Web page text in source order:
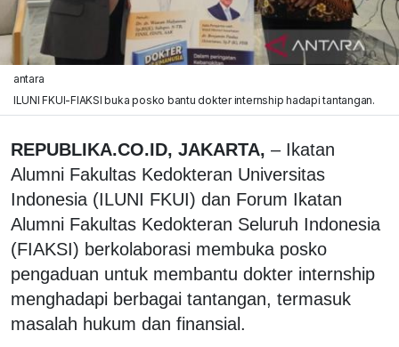
antara
ILUNI FKUI-FIAKSI buka posko bantu dokter internship hadapi tantangan.
REPUBLIKA.CO.ID, JAKARTA, – Ikatan
Alumni Fakultas Kedokteran Universitas
Indonesia (ILUNI FKUI) dan Forum Ikatan
Alumni Fakultas Kedokteran Seluruh Indonesia
(FIAKSI) berkolaborasi membuka posko
pengaduan untuk membantu dokter internship
menghadapi berbagai tantangan, termasuk
masalah hukum dan finansial.